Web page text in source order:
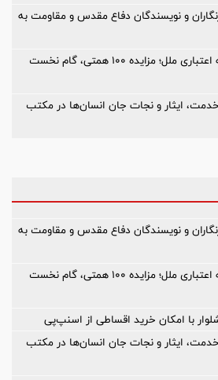
و نویسندگان دفاع مقدس و مقاومت به
چرخش بزرگ در مؤسسه اعتباری ملل؛ مزایده ۱۰۰ همتی، گام نخست
ایثار و نجات جان انسان‌ها در مکتب
و نویسندگان دفاع مقدس و مقاومت به
چرخش بزرگ در مؤسسه اعتباری ملل؛ مزایده ۱۰۰ همتی، گام نخست
با امکان خرید اقساطی از اسنپ‌پی
ایثار و نجات جان انسان‌ها در مکتب